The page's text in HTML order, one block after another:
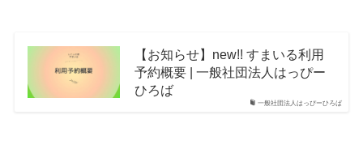
一般社団法人はっぴーひろば
【お知らせ】new!! すまいる利用
予約概要 | 一般社団法人はっぴー
ひろば